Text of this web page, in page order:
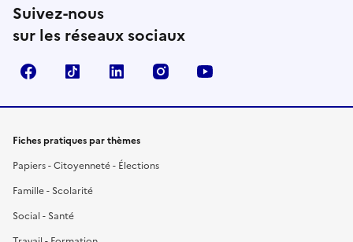
Suivez-nous
sur les réseaux sociaux
FacebookTikTok LinkedIn Instagram
Fiches pratiques par thèmes
Papiers - Citoyenneté - Élections
Famille - Scolarité
Social - Santé